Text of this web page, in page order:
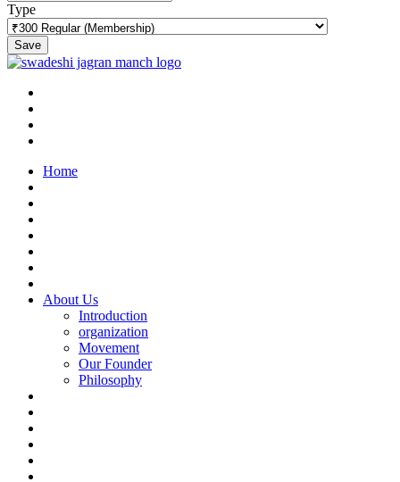
Type
Save
Home
About Us
Introduction
organization
Movement
Our Founder
Philosophy